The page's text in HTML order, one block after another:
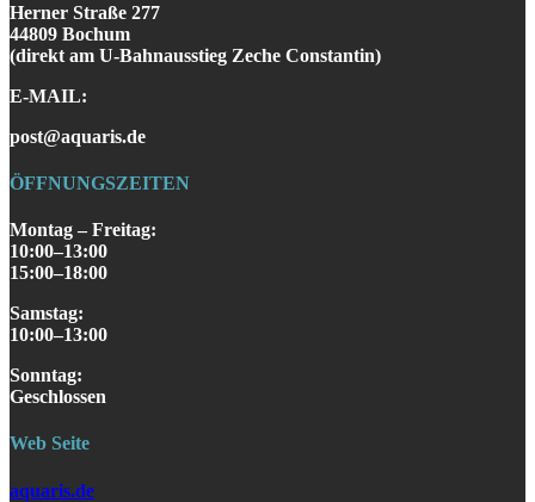
Herner Straße 277
44809 Bochum
(direkt am U-Bahnausstieg Zeche Constantin)
E-MAIL:
post@aquaris.de
ÖFFNUNGSZEITEN
Montag – Freitag:
10:00–13:00
15:00–18:00
Samstag:
10:00–13:00
Sonntag:
Geschlossen
Web Seite
aquaris.de